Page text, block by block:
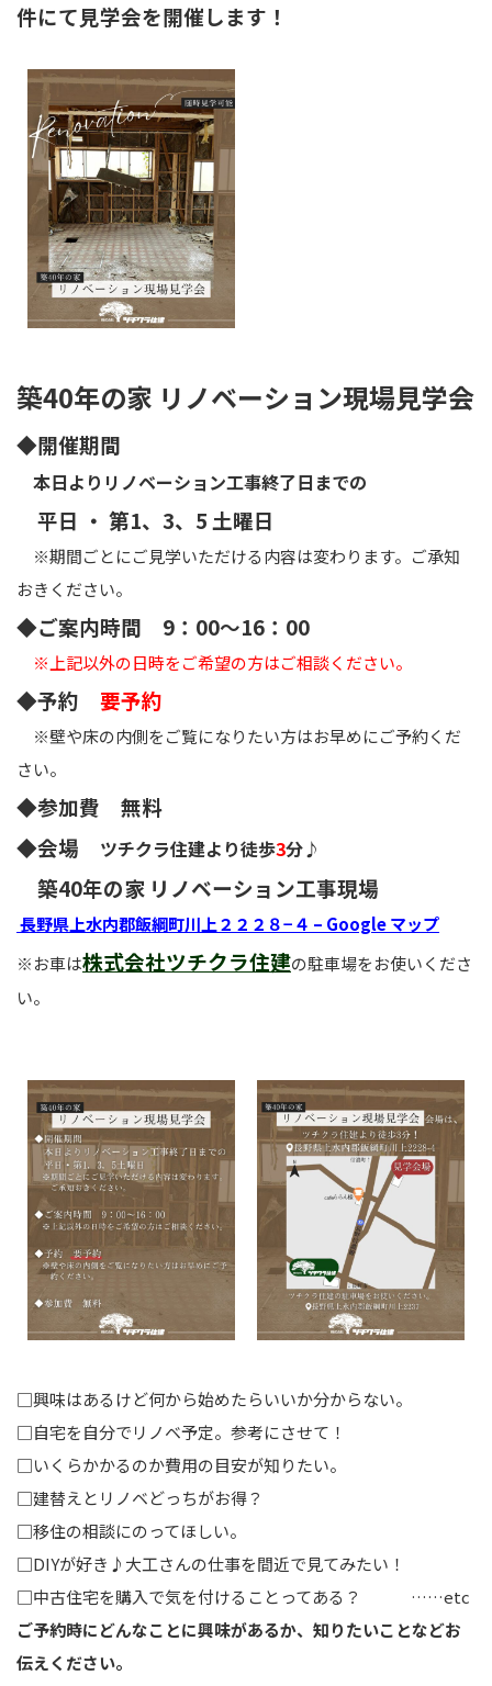
件にて見学会を開催します！
築40年の家 リノベーション現場見学会
◆開催期間
本日よりリノベーション工事終了日までの
平日 ・ 第1、3、5 土曜日
※期間ごとにご見学いただける内容は変わります。 ご承知
おきください。
◆ご案内時間 9：00～16：00
※上記以外の日時をご希望の方はご相談ください。
◆予約 要予約
※壁や床の内側をご覧になりたい方はお早めにご予約くだ
さい。
◆参加費 無料
◆会場
ツチクラ住建より徒歩3分♪
築40年の家 リノベーション工事現場
長野県上水内郡飯綱町川上２２２８−４ – Google マップ
※お車は株式会社ツチクラ住建の駐車場をお使いくださ
い。
□興味はあるけど何から始めたらいいか分からない。
□自宅を自分でリノベ予定。参考にさせて！
□いくらかかるのか費用の目安が知りたい。
□建替えとリノベどっちがお得？
□移住の相談にのってほしい。
□DIYが好き♪大工さんの仕事を間近で見てみたい！
□中古住宅を購入で気を付けることってある？ ……etc
ご予約時にどんなことに興味があるか、 知りたいことなどお
伝えください。